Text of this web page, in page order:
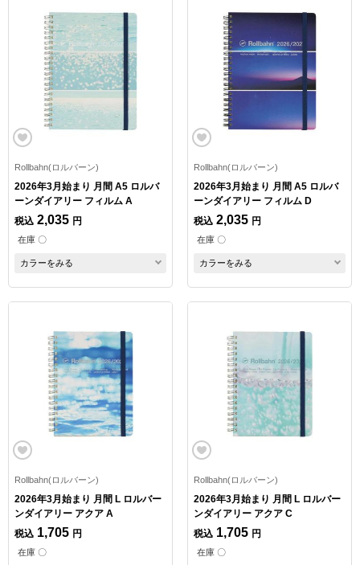
Rollbahn(ロルバーン)
2026年3月始まり 月間 A5 ロルバ
ーンダイアリー フィルム A
税込 2,035 円
在庫 〇
カラーをみる
Rollbahn(ロルバーン)
2026年3月始まり 月間 A5 ロルバ
ーンダイアリー フィルム D
税込 2,035 円
在庫 〇
カラーをみる
Rollbahn(ロルバーン)
2026年3月始まり 月間 L ロルバー
ンダイアリー アクア A
税込 1,705 円
在庫 〇
Rollbahn(ロルバーン)
2026年3月始まり 月間 L ロルバー
ンダイアリー アクア C
税込 1,705 円
在庫 〇